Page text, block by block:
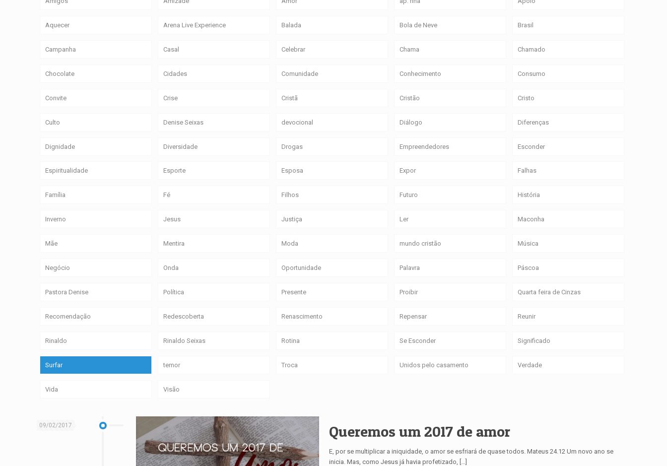
Aquecer Arena Live Experience Balada Bola de Neve Brasil
Campanha Casal Celebrar Chama Chamado
Chocolate Cidades Comunidade Conhecimento Consumo
Convite Crise Cristã Cristão Cristo
Culto Denise Seixas devocional Diálogo Diferenças
Dignidade Diversidade Drogas Empreendedores Esconder
Espiritualidade Esporte Esposa Expor Falhas
Família Fé Filhos Futuro História
Inverno Jesus Justiça Ler Maconha
Mãe Mentira Moda mundo cristão Música
Negócio Onda Oportunidade Palavra Páscoa
Pastora Denise Política Presente Proibir Quarta feira de Cinzas
Recomendação Redescoberta Renascimento Repensar Reunir
Rinaldo Rinaldo Seixas Rotina Se Esconder Significado
Surfar temor Troca Unidos pelo casamento Verdade
Vida Visão
09/02/2017 Queremos um 2017 de amor
E, por se multiplicar a iniquidade, o amor se esfriará de quase todos. Mateus 24.12 Um novo ano se
inicia. Mas, como Jesus já havia profetizado,